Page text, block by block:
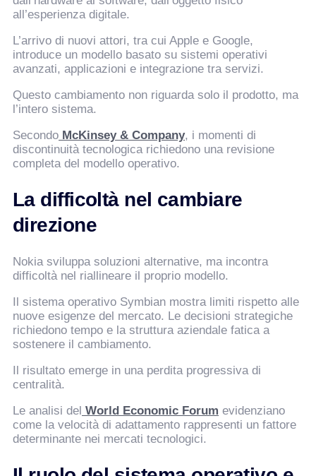
all’esperienza digitale.
L’arrivo di nuovi attori, tra cui Apple e Google,
introduce un modello basato su sistemi operativi
avanzati, applicazioni e integrazione tra servizi.
Questo cambiamento non riguarda solo il prodotto, ma
l’intero sistema.
Secondo McKinsey & Company, i momenti di
discontinuità tecnologica richiedono una revisione
completa del modello operativo.
La difficoltà nel cambiare
direzione
Nokia sviluppa soluzioni alternative, ma incontra
difficoltà nel riallineare il proprio modello.
Il sistema operativo Symbian mostra limiti rispetto alle
nuove esigenze del mercato. Le decisioni strategiche
richiedono tempo e la struttura aziendale fatica a
sostenere il cambiamento.
Il risultato emerge in una perdita progressiva di
centralità.
Le analisi del World Economic Forum evidenziano
come la velocità di adattamento rappresenti un fattore
determinante nei mercati tecnologici.